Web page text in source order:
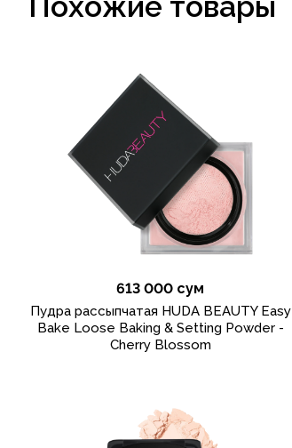
613 000 сум
Пудра рассыпчатая HUDA BEAUTY Easy
Bake Loose Baking & Setting Powder -
Cherry Blossom